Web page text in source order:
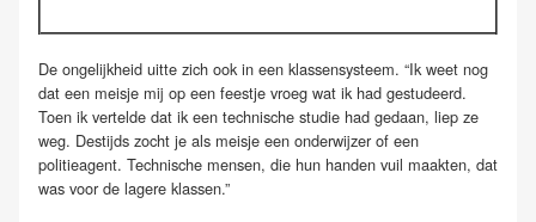
De ongelijkheid uitte zich ook in een klassensysteem. “Ik weet nog
dat een meisje mij op een feestje vroeg wat ik had gestudeerd.
Toen ik vertelde dat ik een technische studie had gedaan, liep ze
weg. Destijds zocht je als meisje een onderwijzer of een
politieagent. Technische mensen, die hun handen vuil maakten, dat
was voor de lagere klassen.”